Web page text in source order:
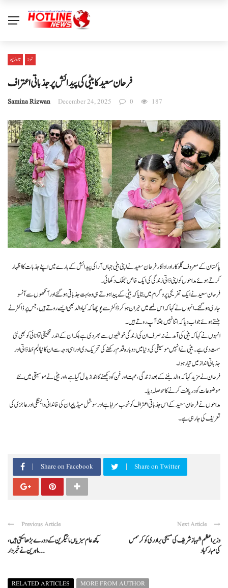
تازہ ترین شوبز
فرحان سعید کا بیٹی کی پیدائش پر جذباتی اعتراف
Samina Rizwan December 24, 2025 0 187
پاکستان کے معروف گلوکار اور اداکار فرحان سعید نے اپنی بیٹی جہاں آرا کی پیدائش کے بارے میں اپنے جذبات کا اظہار
کرتے ہوئے مداحوں کو اپنی ذاتی زندگی کی ایک خاص جھلک دکھائی۔
فرحان سعید نے ایک تفریحی پروگرام میں بتایا کہ بیٹی کے پیدا ہوتے ہی وہ بہت جذباتی ہو گئے اور آنکھوں سے آنسو
جاری ہو گئے۔ انہوں نے کہا کہ اس لمحے میں حیران ہو کر ڈاکٹر سے پوچھا کہ کیا والد بھی ایسے روتے ہیں، جس پر ڈاکٹر نے
ہنستے ہوئے جواب دیا کہ اتنا نہیں جتنا آپ روتے ہیں۔
انہوں نے کہا کہ بیٹی کی آمد نے نہ صرف ان کی زندگی خوشیوں سے بھر دی ہے بلکہ ان کے اندر تخلیقی توانائی کو بھی نئی
سمت دی ہے۔ بیٹی نے انہیں موسیقی کی دنیا میں دوبارہ قدم رکھنے کی تحریک دی اور اسی وجہ سے ان کا نیا البم خط ذاتی اور
جذباتی انداز میں تیار ہوا۔
فرحان نے مزید کہا کہ والد بننے کے بعد زندگی، محبت اور فن کو دیکھنے کا انداز بدل گیا ہے، اور بیٹی نے موسیقی میں نئے
موضوعات کو دریافت کرنے کا حوصلہ دیا۔
مداحوں نے فرحان سعید کے اس جذباتی اعتراف کو خوب سراہا ہے اور سوشل میڈیا پر ان کی خاندانی وابستگی اور عاجزی کی
تعریف کی جا رہی ہے۔
Share on Facebook Share on Twitter
Previous Article
کچھ عام سبزیاں مائیگرین کے دورے بڑھا سکتی ہیں،
ماہرین نے خبردار ...
Next Article
وزیراعظم شہباز شریف کی مسیحی برادری کو کرسمس
کی مبارکباد
RELATED ARTICLES
MORE FROM AUTHOR